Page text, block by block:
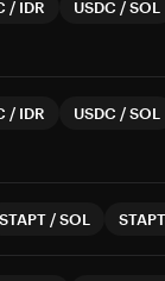
/ IDR USDC /SOL
/ IDR USDC /SOL
STAPT /SOL STAPT